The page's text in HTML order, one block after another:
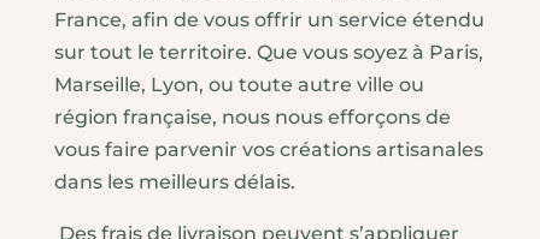
France, afin de vous offrir un service étendu
sur tout le territoire. Que vous soyez à Paris,
Marseille, Lyon, ou toute autre ville ou
région française, nous nous efforçons de
vous faire parvenir vos créations artisanales
dans les meilleurs délais.
Des frais de livraison peuvent s’appliquer